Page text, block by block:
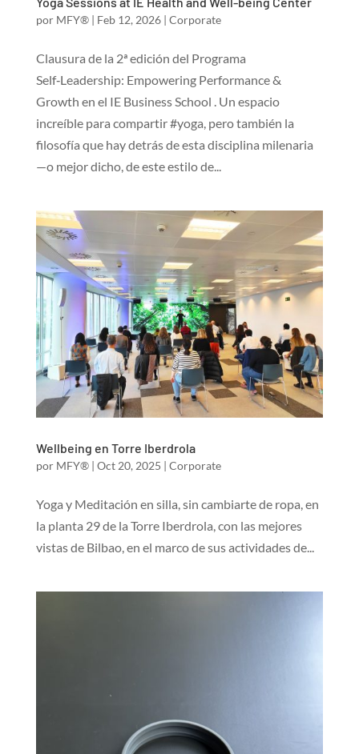
por MFY®| Feb 12, 2026| Corporate
Clausura de la 2ª edición del Programa
Self‑Leadership: Empowering Performance &
Growth en el IE Business School . Un espacio
increíble para compartir #yoga, pero también la
filosofía que hay detrás de esta disciplina milenaria
—o mejor dicho, de este estilo de...
Wellbeing en Torre Iberdrola
por MFY®| Oct 20, 2025 | Corporate
Yoga y Meditación en silla, sin cambiarte de ropa, en
la planta 29 de la Torre Iberdrola, con las mejores
vistas de Bilbao, en el marco de sus actividades de...